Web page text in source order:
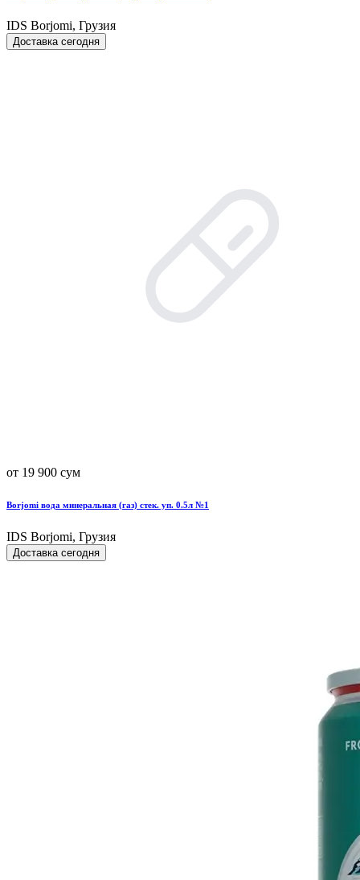
IDS Borjomi, Грузия
Доставка сегодня
от 19 900 сум
Borjomi вода минеральная (газ) стек. уп. 0.5л №1
IDS Borjomi, Грузия
Доставка сегодня